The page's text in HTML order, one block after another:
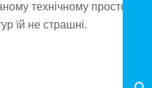
технічному просторі —
їй не страшні.